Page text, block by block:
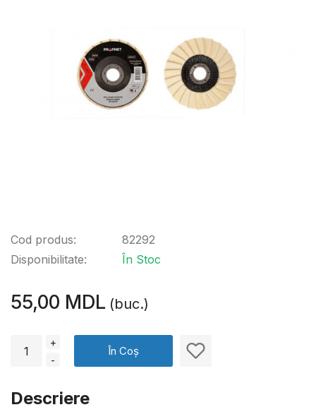
Cod produs:
Disponibilitate:
82292
În Stoc
55,00 MDL (buc.)
+
-
În Coș
Descriere